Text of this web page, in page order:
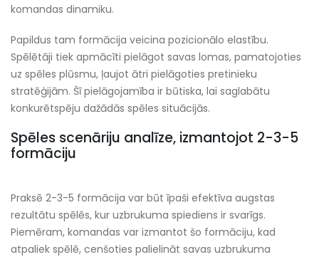
komandas dinamiku.
Papildus tam formācija veicina pozicionālo elastību.
Spēlētāji tiek apmācīti pielāgot savas lomas, pamatojoties
uz spēles plūsmu, ļaujot ātri pielāgoties pretinieku
stratēģijām. Šī pielāgojamība ir būtiska, lai saglabātu
konkurētspēju dažādās spēles situācijās.
Spēles scenāriju analīze, izmantojot 2-3-5
formāciju
Praksē 2-3-5 formācija var būt īpaši efektīva augstas
rezultātu spēlēs, kur uzbrukuma spiediens ir svarīgs.
Piemēram, komandas var izmantot šo formāciju, kad
atpaliek spēlē, cenšoties palielināt savas uzbrukuma